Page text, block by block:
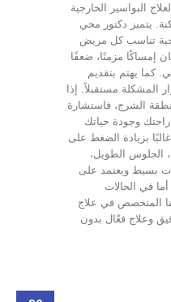
البواسير الخارجية
يتميز دكتور محي
تناسب كل مريض
إمساكًا مزمنًا، ضعفًا
كما يهتم بتقديم
المشكلة مستقبلاً. إذا
الشرج، فاستشارة
وجودة حياتك
بزيادة الضغط على
الجلوس الطويل،
بسيط ويعتمد على
في الحالات
المتخصص في علاج
وعلاج فعّال بدون